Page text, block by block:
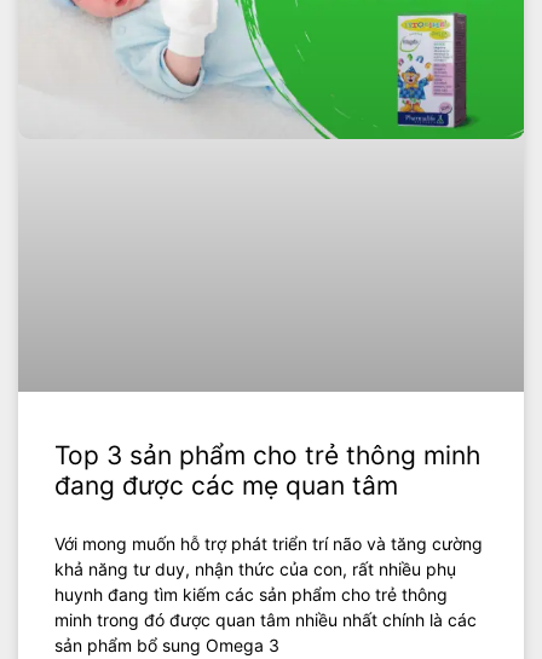
Top 3 sản phẩm cho trẻ thông minh
đang được các mẹ quan tâm
Với mong muốn hỗ trợ phát triển trí não và tăng cường
khả năng tư duy, nhận thức của con, rất nhiều phụ
huynh đang tìm kiếm các sản phẩm cho trẻ thông
minh trong đó được quan tâm nhiều nhất chính là các
sản phẩm bổ sung Omega 3